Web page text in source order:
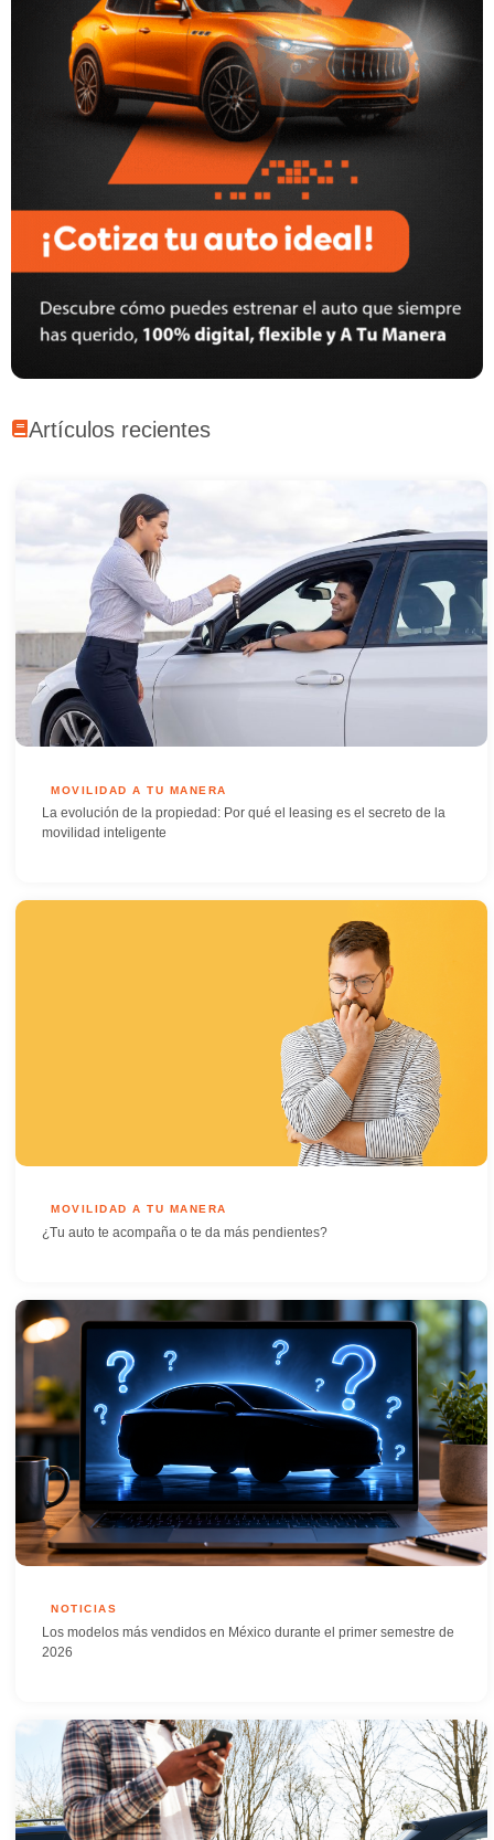
Artículos recientes
MOVILIDAD A TU MANERA
La evolución de la propiedad: Por qué el leasing es el secreto de la
movilidad inteligente
MOVILIDAD A TU MANERA
¿Tu auto te acompaña o te da más pendientes?
NOTICIAS
Los modelos más vendidos en México durante el primer semestre de
2026